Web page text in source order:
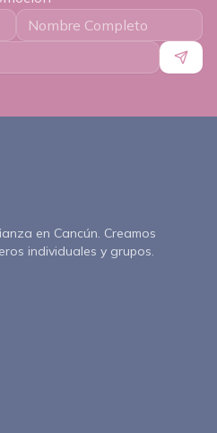
en Cancún. Creamos
individuales y grupos.